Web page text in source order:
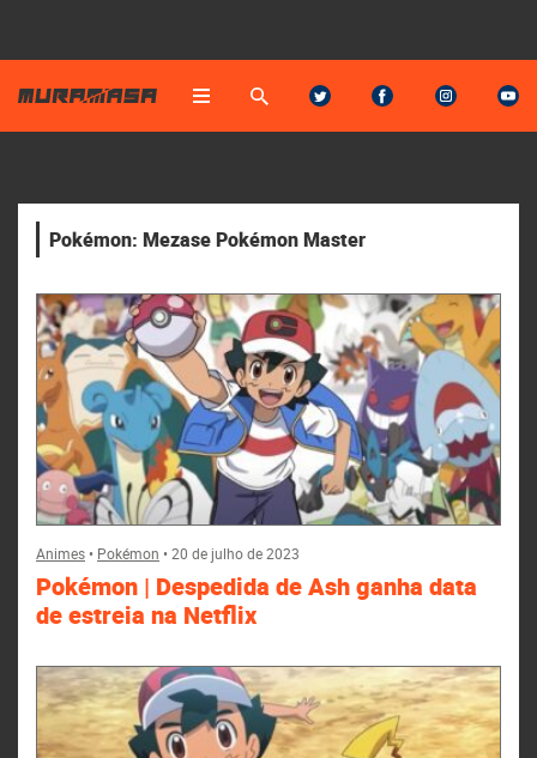
Pokémon: Mezase Pokémon Master
Animes• Pokémon •20 de julho de 2023
Pokémon | Despedida de Ash ganha data
de estreia na Netflix